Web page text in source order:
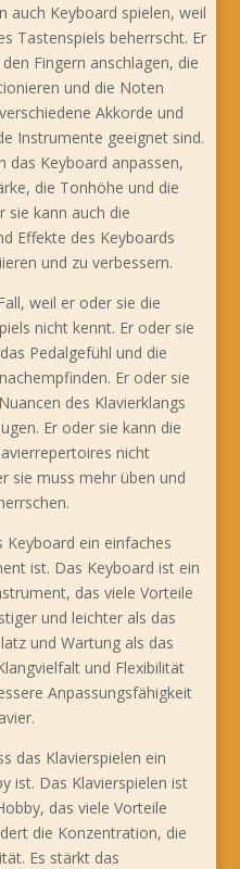
auch Keyboard spielen, weil
Tastenspiels beherrscht. Er
Fingern anschlagen, die
und die Noten
Akkorde und
Instrumente geeignet sind.
das Keyboard anpassen,
die Tonhöhe und die
sie kann auch die
Effekte des Keyboards
und zu verbessern.
weil er oder sie die
nicht kennt. Er oder sie
Pedalgefühl und die
Er oder sie
des Klavierklangs
Er oder sie kann die
nicht
sie muss mehr üben und
ein einfaches
ist. Das Keyboard ist ein
das viele Vorteile
und leichter als das
und Wartung als das
und Flexibilität
Anpassungsfähigkeit
das Klavierspielen ein
ist. Das Klavierspielen ist
das viele Vorteile
die Konzentration, die
Es stärkt das